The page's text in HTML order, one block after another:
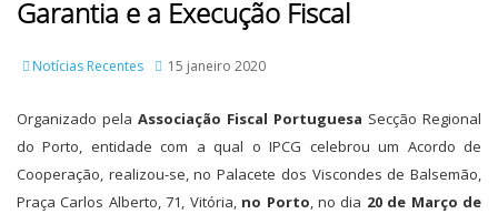
Garantia e a Execução Fiscal
Notícias Recentes 15 janeiro 2020
Organizado pela Associação Fiscal Portuguesa Secção Regional
do Porto, entidade com a qual o IPCG celebrou um Acordo de
Cooperação, realizou-se, no Palacete dos Viscondes de Balsemão,
Praça Carlos Alberto, 71, Vitória, no Porto, no dia 20 de Março de